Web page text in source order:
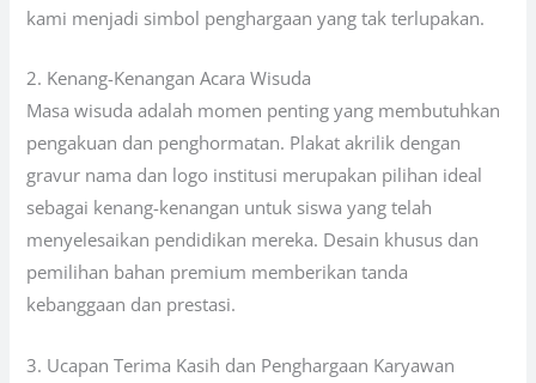
kami menjadi simbol penghargaan yang tak terlupakan.
2. Kenang-Kenangan Acara Wisuda
Masa wisuda adalah momen penting yang membutuhkan
pengakuan dan penghormatan. Plakat akrilik dengan
gravur nama dan logo institusi merupakan pilihan ideal
sebagai kenang-kenangan untuk siswa yang telah
menyelesaikan pendidikan mereka. Desain khusus dan
pemilihan bahan premium memberikan tanda
kebanggaan dan prestasi.
3. Ucapan Terima Kasih dan Penghargaan Karyawan